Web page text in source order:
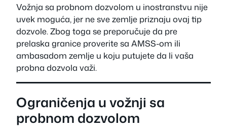
Vožnja sa probnom dozvolom u inostranstvu nije
uvek moguća, jer ne sve zemlje priznaju ovaj tip
dozvole. Zbog toga se preporučuje da pre
prelaska granice proverite sa AMSS-om ili
ambasadom zemlje u koju putujete da li vaša
probna dozvola važi.
Ograničenja u vožnji sa
probnom dozvolom